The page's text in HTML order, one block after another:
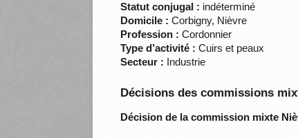
Statut conjugal : indéterminé
Domicile : Corbigny, Nièvre
Profession : Cordonnier
Type d’activité : Cuirs et peaux
Secteur : Industrie
Décisions des commissions
Décision de la commission mixte